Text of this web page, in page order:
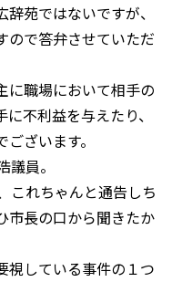
ではないですが、
ので答弁させていただ
に職場において相手の
不利益を与えたり、
ざいます。
員。
れちゃんと通告しち
市長の口から聞きたか
視している事件の１つ